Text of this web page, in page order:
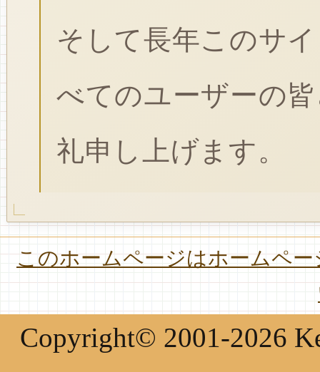
そして長年このサ
べてのユーザーの
礼申し上げます。
このホームページはホームペ
Copyright© 2001-2026